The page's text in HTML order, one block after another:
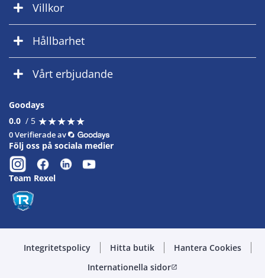
Villkor
Hållbarhet
Vårt erbjudande
Goodays
0.0 / 5 ★★★★★
★★★★★
0 Verifierade av
Följ oss på sociala medier
Team Rexel
Integritetspolicy Hitta butik
Hantera Cookies
Internationella sidoropen_in_new